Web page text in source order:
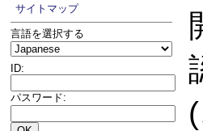
サイトマップ
言語を選択する
ID:
パスワード: